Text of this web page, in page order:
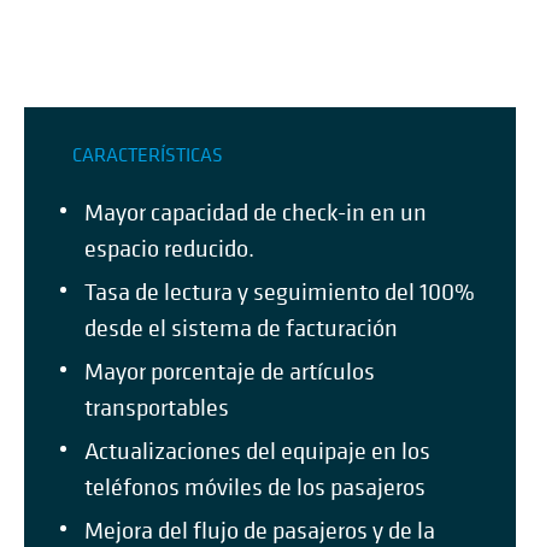
CARACTERÍSTICAS
Mayor capacidad de check-in en un
espacio reducido.
Tasa de lectura y seguimiento del 100%
desde el sistema de facturación
Mayor porcentaje de artículos
transportables
Actualizaciones del equipaje en los
teléfonos móviles de los pasajeros
Mejora del flujo de pasajeros y de la